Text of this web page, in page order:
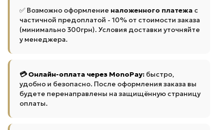
✅ Возможно оформление наложенного платежа с
частичной предоплатой - 10% от стоимости заказа
(минимально 300грн). Условия доставки уточняйте
у менеджера.
💳 Онлайн-оплата через MonoPay: быстро,
удобно и безопасно. После оформления заказа вы
будете перенаправлены на защищённую страницу
оплаты.